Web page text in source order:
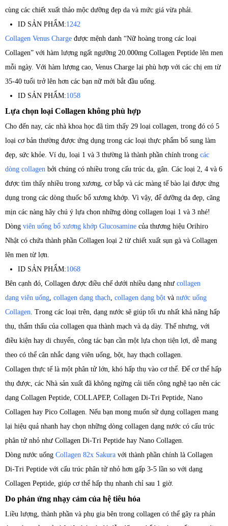
cùng các chiết xuất thảo mộc dưỡng đẹp da và mức giá vừa phải.
ID SẢN PHẨM:1242
Collagen Venus Charge được mệnh danh “Nữ hoàng trong các loại
Collagen” với hàm lượng ngất ngưỡng 20.000mg Collagen Peptide lên men
mỗi ngày. Với hàm lượng cao, Venus Charge lại phù hợp với các chị em từ
35-40 tuổi trở lên hơn các bạn nữ mới bắt đầu uống.
ID SẢN PHẨM:1058
Lựa chọn loại Collagen không phù hợp
Cho đến nay, các nhà khoa học đã tìm thấy 29 loại collagen, trong đó có 5
loại cơ bản thường được ứng dụng trong các loại thực phẩm bổ sung làm
đẹp, sức khỏe. Ví dụ, loại 1 và 3 thường là thành phần chính trong các
dòng collagen bởi chúng có nhiều trong cấu trúc da, gân. Các loại 2, 4 và 6
được tìm thấy nhiều trong xương, cơ bắp và các màng tế bào lại được ứng
dụng trong các dòng thuốc bổ xương khớp. Vì vậy, để dưỡng da đẹp, căng
mịn các nàng hãy chú ý lựa chọn những dòng collagen loại 1 và 3 nhé!
Dòng viên uống bổ xương khớp Glucosamine của thương hiệu Orihiro
Nhật có chứa thành phần Collagen loại 2 từ chiết xuất sụn gà và Collagen
lên men từ lợn.
ID SẢN PHẨM:1068
Bên cạnh đó, Collagen được điều chế dưới nhiều dạng như collagen
dạng viên uống, collagen dạng thạch, collagen dạng bột và nước uống
Collagen. Trong các loại trên, dạng nước sẽ giúp tối ưu nhất khả năng hấp
thụ, thẩm thấu của collagen qua thành mạch và dạ dày. Thế nhưng, với
điều kiện hay di chuyển, công tác bạn cần một lựa chọn tiện lợi, dễ mang
theo có thể cân nhắc dạng viên uống, bột, hay thạch collagen.
Collagen thực tế là một phân tử lớn, khó hấp thụ vào cơ thể. Để cơ thể hấp
thụ được, các Nhà sản xuất đã không ngừng cải tiến công nghệ tạo nên các
dạng Collagen Peptide, COLLAPEP, Collagen Di-Tri Peptide, Nano
Collagen hay Pico Collagen. Nếu bạn mong muốn sử dụng collagen mang
lại hiệu quả nhanh hay chọn những dòng collagen dạng nước có cấu trúc
phân tử nhỏ như Collagen Di-Tri Peptide hay Nano Collagen.
Dòng nước uống Collagen 82x Sakura với thành phần chính là Collagen
Di-Tri Peptide với cấu trúc phân tử nhỏ hơn gấp 3-5 lần so với dạng
Collagen Peptide, giúp cơ thể hấp thụ nhanh chỉ sau 1 giờ.
Do phản ứng nhạy cảm của hệ tiêu hóa
Liều lượng, thành phần và phụ gia bên trong collagen có thể gây ra phản